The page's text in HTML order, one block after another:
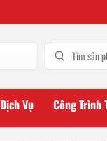
Dịch Vụ Công Trình